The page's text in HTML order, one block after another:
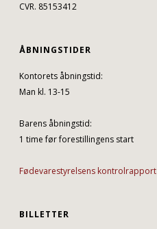
CVR. 85153412
ÅBNINGSTIDER
Kontorets åbningstid:
Man kl. 13-15
Barens åbningstid:
1 time før forestillingens start
Fødevarestyrelsens kontrolrapport
BILLETTER